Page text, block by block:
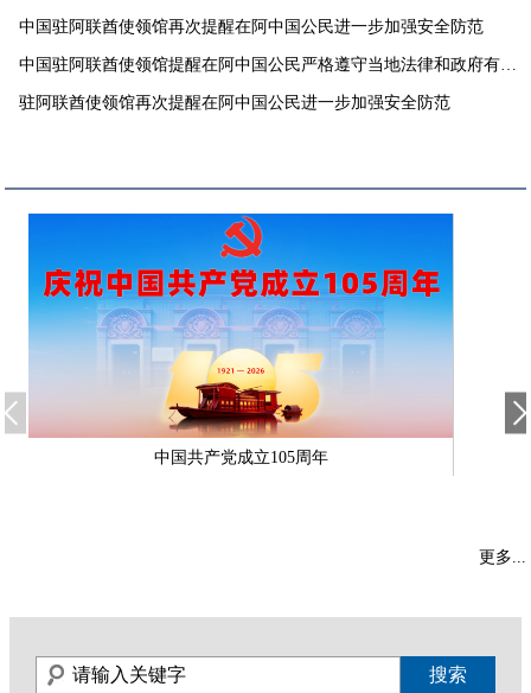
中国驻阿联酋使领馆再次提醒在阿中国公民进一步加强安全防范
中国驻阿联酋使领馆提醒在阿中国公民严格遵守当地法律和政府有关
要求
驻阿联酋使领馆再次提醒在阿中国公民进一步加强安全防范
中国共产党成立105周年
更多...